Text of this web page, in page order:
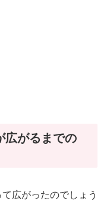
広がるまでの
広がったのでしょう